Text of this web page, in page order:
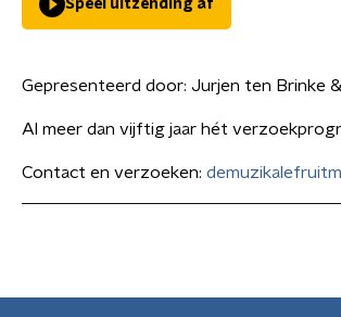
Speel uitzending af
Gepresenteerd door: Jurjen ten Brinke
Al meer dan vijftig jaar hét
Contact en verzoeken: